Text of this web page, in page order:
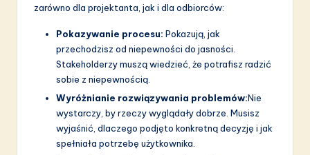
zarówno dla projektanta, jak i dla odbiorców:
Pokazywanie procesu: Pokazują, jak
przechodzisz od niepewności do jasności.
Stakeholderzy muszą wiedzieć, że potrafisz radzić
sobie z niepewnością.
Wyróżnianie rozwiązywania problemów:Nie
wystarczy, by rzeczy wyglądały dobrze. Musisz
wyjaśnić, dlaczego podjęto konkretną decyzję i jak
spełniała potrzebę użytkownika.